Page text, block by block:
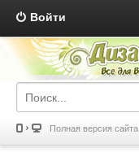
Войти
Полная версия сайта